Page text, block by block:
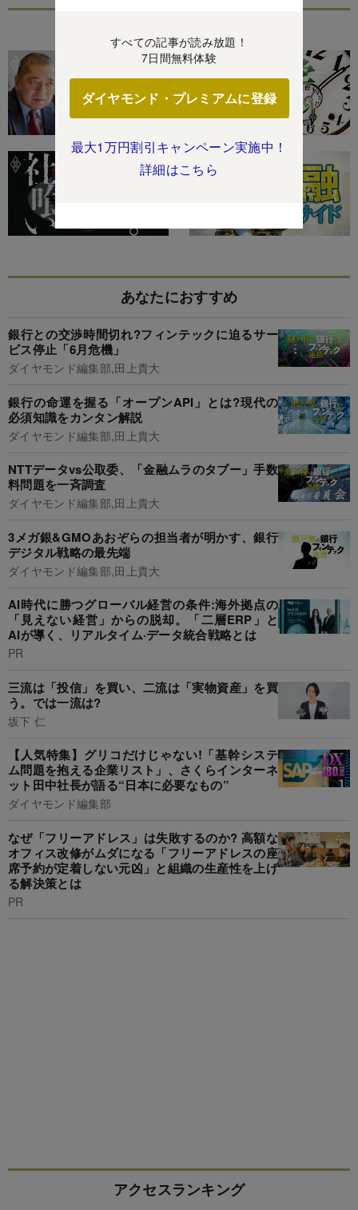
すべての記事が読み放題！
7日間無料体験
ダイヤモンド・プレミアムに登録
最大1万円割引キャンペーン実施中！
詳細はこちら
あなたにおすすめ
銀行との交渉時間切れ?フィンテックに迫るサー
ビス停止「6月危機」
ダイヤモンド編集部,田上貴大
銀行の命運を握る「オープンAPI」とは?現代の
必須知識をカンタン解説
ダイヤモンド編集部,田上貴大
NTTデータvs公取委、「金融ムラのタブー」手数
料問題を一斉調査
ダイヤモンド編集部,田上貴大
3メガ銀&GMOあおぞらの担当者が明かす、銀行
デジタル戦略の最先端
ダイヤモンド編集部,田上貴大
AI時代に勝つグローバル経営の条件:海外拠点の
「見えない経営」からの脱却。「二層ERP」と
AIが導く、リアルタイム·データ統合戦略とは
PR
三流は「投信」を買い、二流は「実物資産」を買
う。では一流は?
坂下 仁
【人気特集】グリコだけじゃない!「基幹システ
ム問題を抱える企業リスト」、さくらインターネ
ット田中社長が語る“日本に必要なもの”
ダイヤモンド編集部
なぜ「フリーアドレス」は失敗するのか? 高額な
オフィス改修がムダになる「フリーアドレスの座
席予約が定着しない元凶」と組織の生産性を上げ
る解決策とは
PR
アクセスランキング